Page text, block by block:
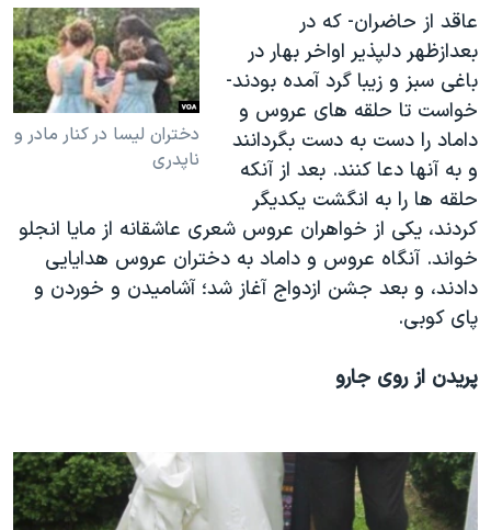
دختران لیسا در کنار مادر و
ناپدری
عاقد از حاضران- که در
بعدازظهر دلپذیر اواخر بهار در
باغی سبز و زیبا گرد آمده بودند-
خواست تا حلقه های عروس و
داماد را دست به دست بگردانند
و به آنها دعا کنند. بعد از آنکه
حلقه ها را به انگشت یکدیگر
کردند، یکی از خواهران عروس شعری عاشقانه از مایا انجلو
خواند. آنگاه عروس و داماد به دختران عروس هدایایی
دادند، و بعد جشن ازدواج آغاز شد؛ آشامیدن و خوردن و
پای کوبی.
پریدن از روی جارو